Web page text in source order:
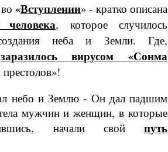
во«Вступлении» - кратко описана
, которое случилось
неба и Земли. Где,
заразилось вирусом
«Сонма
небо и Землю - Он дал падшим
мужчин и женщин, в которые
начали свой путь